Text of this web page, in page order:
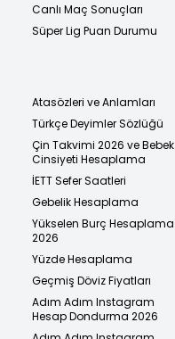
Canlı Maç Sonuçları
Süper Lig Puan Durumu
Atasözleri ve Anlamları
Türkçe Deyimler Sözlüğü
Çin Takvimi 2026 ve Bebek
Cinsiyeti Hesaplama
İETT Sefer Saatleri
Gebelik Hesaplama
Yükselen Burç Hesaplama
2026
Yüzde Hesaplama
Geçmiş Döviz Fiyatları
Adım Adım Instagram
Hesap Dondurma 2026